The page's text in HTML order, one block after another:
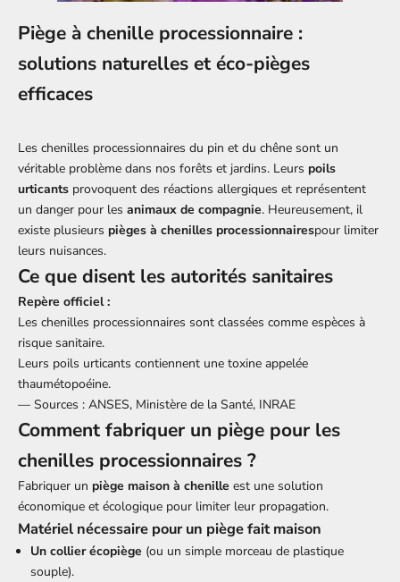
Piège à chenille processionnaire :
solutions naturelles et éco-pièges
efficaces
Les chenilles processionnaires du pin et du chêne sont un
véritable problème dans nos forêts et jardins. Leurs poils
urticants provoquent des réactions allergiques et représentent
un danger pour les animaux de compagnie. Heureusement, il
existe plusieurs pièges à chenilles processionnairespour limiter
leurs nuisances.
Ce que disent les autorités sanitaires
Repère officiel :
Les chenilles processionnaires sont classées comme espèces à
risque sanitaire.
Leurs poils urticants contiennent une toxine appelée
thaumétopoéine.
— Sources : ANSES, Ministère de la Santé, INRAE
Comment fabriquer un piège pour les
chenilles processionnaires ?
Fabriquer un piège maison à chenille est une solution
économique et écologique pour limiter leur propagation.
Matériel nécessaire pour un piège fait maison
Un collier écopiège (ou un simple morceau de plastique
souple).